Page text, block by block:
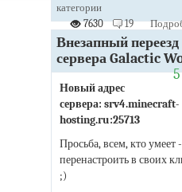
категории
7630
19
Внезапный переезд
сервера Galactic
Новый адрес
сервера: srv4.minecraft-
hosting.ru:25713
Просьба, всем, кто умеет -
перенастроить в своих
;)